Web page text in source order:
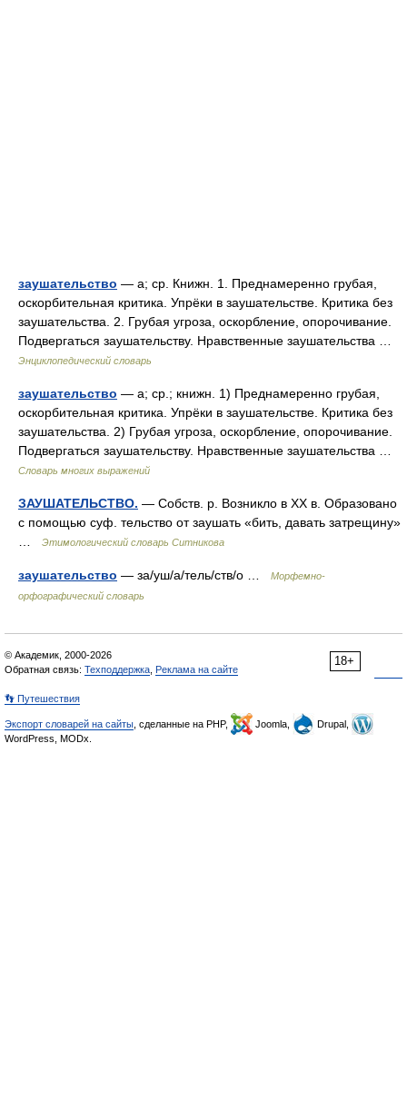
заушательство — а; ср. Книжн. 1. Преднамеренно грубая,
оскорбительная критика. Упрёки в заушательстве. Критика без
заушательства. 2. Грубая угроза, оскорбление, опорочивание.
Подвергаться заушательству. Нравственные заушательства …
Энциклопедический словарь
заушательство — а; ср.; книжн. 1) Преднамеренно грубая,
оскорбительная критика. Упрёки в заушательстве. Критика без
заушательства. 2) Грубая угроза, оскорбление, опорочивание.
Подвергаться заушательству. Нравственные заушательства …
Словарь многих выражений
ЗАУШАТЕЛЬСТВО. — Собств. р. Возникло в XX в. Образовано
с помощью суф. тельство от заушать «бить, давать затрещину»
Этимологический словарь Ситникова
заушательство — за/уш/а/тель/ств/о …
Морфемно-
орфографический словарь
18+
© Академик, 2000-2026
Обратная связь: Техподдержка Реклама на сайте
👣 Путешествия
Экспорт словарей на сайты , сделанные на PHP, Joomla,
Drupal,
WordPress, MODx.